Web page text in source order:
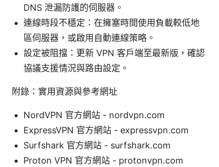
DNS 泄漏防護的伺服器。
連線時段不穩定：在擁塞時間使用負載較低地
區伺服器，或啟用自動連線策略。
設定被阻擋：更新 VPN 客戶端至最新版，確認
協議支援情況與路由設定。
附錄：實用資源與參考網址
NordVPN 官方網站 - nordvpn.com
ExpressVPN 官方網站 - expressvpn.com
Surfshark 官方網站 - surfshark.com
Proton VPN 官方網站 - protonvpn.com